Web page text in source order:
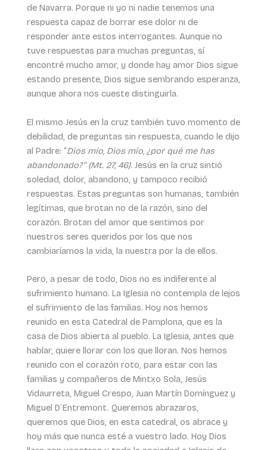
de Navarra. Porque ni yo ni nadie tenemos una
respuesta capaz de borrar ese dolor ni de
responder ante estos interrogantes. Aunque no
tuve respuestas para muchas preguntas, sí
encontré mucho amor, y donde hay amor Dios sigue
estando presente, Dios sigue sembrando esperanza,
aunque ahora nos cueste distinguirla.
El mismo Jesús en la cruz también tuvo momento de
debilidad, de preguntas sin respuesta, cuando le dijo
al Padre: “Dios mío, Dios mío, ¿por qué me has
abandonado?” (Mt. 27, 46). Jesús en la cruz sintió
soledad, dolor, abandono, y tampoco recibió
respuestas. Estas preguntas son humanas, también
legítimas, que brotan no de la razón, sino del
corazón. Brotan del amor que sentimos por
nuestros seres queridos por los que nos
cambiaríamos la vida, la nuestra por la de ellos.
Pero, a pesar de todo, Dios no es indiferente al
sufrimiento humano. La Iglesia no contempla de lejos
el sufrimiento de las familias. Hoy nos hemos
reunido en esta Catedral de Pamplona, que es la
casa de Dios abierta al pueblo. La Iglesia, antes que
hablar, quiere llorar con los que lloran. Nos hemos
reunido con el corazón roto, para estar con las
familias y compañeros de Mintxo Sola, Jesús
Vidaurreta, Miguel Crespo, Juan Martín Domínguez y
Miguel D´Entremont. Queremos abrazaros,
queremos que Dios, en esta catedral, os abrace y
hoy más que nunca esté a vuestro lado. Hoy Dios